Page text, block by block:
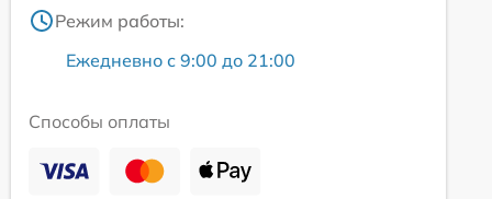
Режим работы:
Ежедневно с 9:00 до 21:00
Способы оплаты